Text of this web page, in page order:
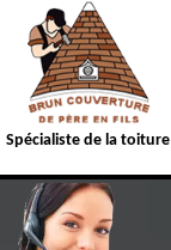
Spécialiste de la toiture